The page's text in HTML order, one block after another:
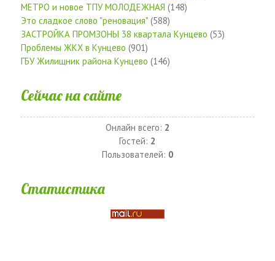
МЕТРО и новое ТПУ МОЛОДЕЖНАЯ (148)
Это сладкое слово "реновация" (588)
ЗАСТРОЙКА ПРОМЗОНЫ 38 квартала Кунцево (53)
Проблемы ЖКХ в Кунцево (901)
ГБУ Жилищник района Кунцево (146)
Сейчас на сайте
Онлайн всего: 2
Гостей: 2
Пользователей: 0
Статистика